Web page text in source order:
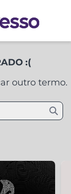
:(
outro termo.